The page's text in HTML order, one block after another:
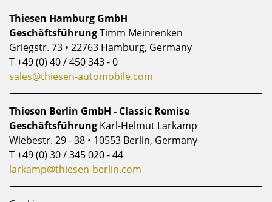
Thiesen Hamburg GmbH
GeschäftsführungTimm Meinrenken
Griegstr. 73 • 22763 Hamburg, Germany
T+49 (0) 40 / 450 343 - 0
sales@thiesen-automobile.com
Thiesen Berlin GmbH - Classic Remise
Geschäftsführung Karl-Helmut Larkamp
Wiebestr. 29 - 38 • 10553 Berlin, Germany
T+49 (0) 30 / 345 020 - 44
larkamp@thiesen-berlin.com